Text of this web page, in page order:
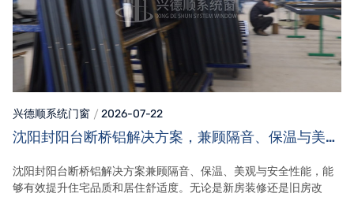
兴德顺系统门窗 2026-07-22
沈阳封阳台断桥铝解决方案，兼顾隔音、保温与美观
沈阳封阳台断桥铝解决方案兼顾隔音、保温、美观与安全性能，能
够有效提升住宅品质和居住舒适度。无论是新房装修还是旧房改